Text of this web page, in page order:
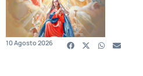
10 Agosto 2026